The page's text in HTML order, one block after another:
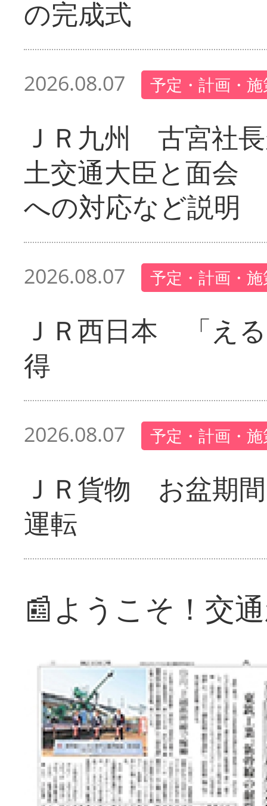
の完成式
2026.08.07 予定・計画・
ＪＲ九州 古宮社
土交通大臣と面会
への対応など説明
2026.08.07 予定・計画・
ＪＲ西日本 「え
得
2026.08.07 予定・計画・
ＪＲ貨物 お盆期
運転
📰ようこそ！交